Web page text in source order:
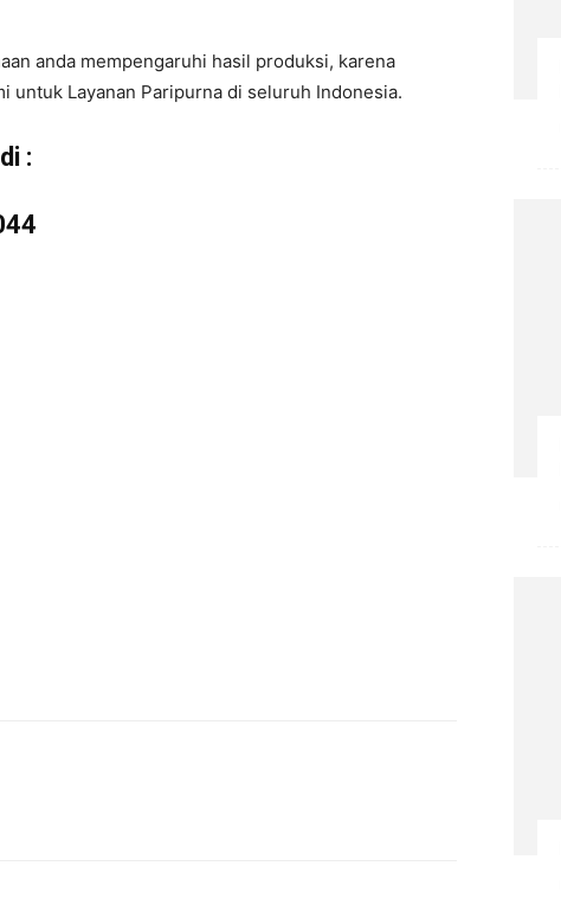
anda mempengaruhi hasil produksi, karena
untuk Layanan Paripurna di seluruh Indonesia.
: